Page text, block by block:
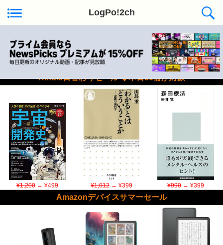
LogPo!2ch
Kindle日替わりセール ◆本日50冊が対象
¥1,200→ ¥499 ¥1,012→ ¥399 ¥990→ ¥399
Amazonデバイスサマーセール